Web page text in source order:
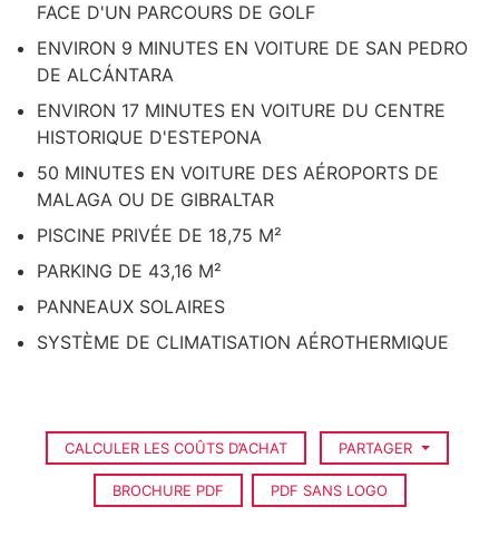
FACE D'UN PARCOURS DE GOLF
ENVIRON 9 MINUTES EN VOITURE DE SAN PEDRO
DE ALCÁNTARA
ENVIRON 17 MINUTES EN VOITURE DU CENTRE
HISTORIQUE D'ESTEPONA
50 MINUTES EN VOITURE DES AÉROPORTS DE
MALAGA OU DE GIBRALTAR
PISCINE PRIVÉE DE 18,75 M²
PARKING DE 43,16 M²
PANNEAUX SOLAIRES
SYSTÈME DE CLIMATISATION AÉROTHERMIQUE
CALCULER LES COÛTS D’ACHAT PARTAGER
BROCHURE PDF PDF SANS LOGO